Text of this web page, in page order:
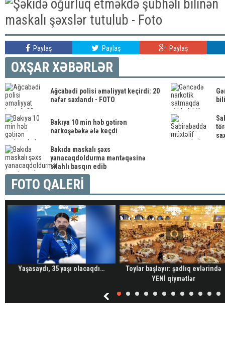
Paylaş Paylaş Paylaş
OXŞAR XƏBƏRLƏR
Ağcabədi polisi əməliyyat keçirdi: 20
nəfər saxlandı - FOTO
Bakıya 10 min həb gətirən
narkoşəbəkə ələ keçdi
Bakıda maskalı şəxs
yanacaqdoldurma məntəqəsinə
silahlı basqın edib
FOTO QALERİ
Yaşasaydı, 35 yaşı olacaqdı…
Toylar başlayır: şadlıq evlərində
YENİ qiymətlər